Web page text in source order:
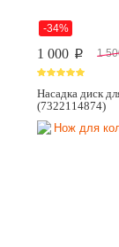
-34%
1 000 p 1
Насадка диск
(7322114874)